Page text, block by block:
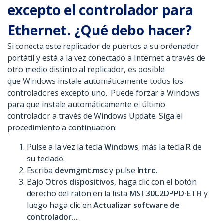
excepto el controlador para
Ethernet. ¿Qué debo hacer?
Si conecta este replicador de puertos a su ordenador
portátil y está a la vez conectado a Internet a través de
otro medio distinto al replicador, es posible
que Windows instale automáticamente todos los
controladores excepto uno. Puede forzar a Windows
para que instale automáticamente el último
controlador a través de Windows Update. Siga el
procedimiento a continuación:
Pulse a la vez la tecla Windows, más la tecla Rde
su teclado.
Escriba devmgmt.mscy pulse Intro.
Bajo Otros dispositivos, haga clic con el botón
derecho del ratón en la lista MST30C2DPPD-ETH y
luego haga clic en Actualizar software de
controlador....